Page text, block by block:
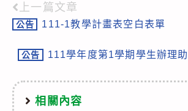
Read
more
articles
上一篇文章
公告 111-1教學計畫表空白表單
公告 111學年度第1學期學生辦理
相關內容